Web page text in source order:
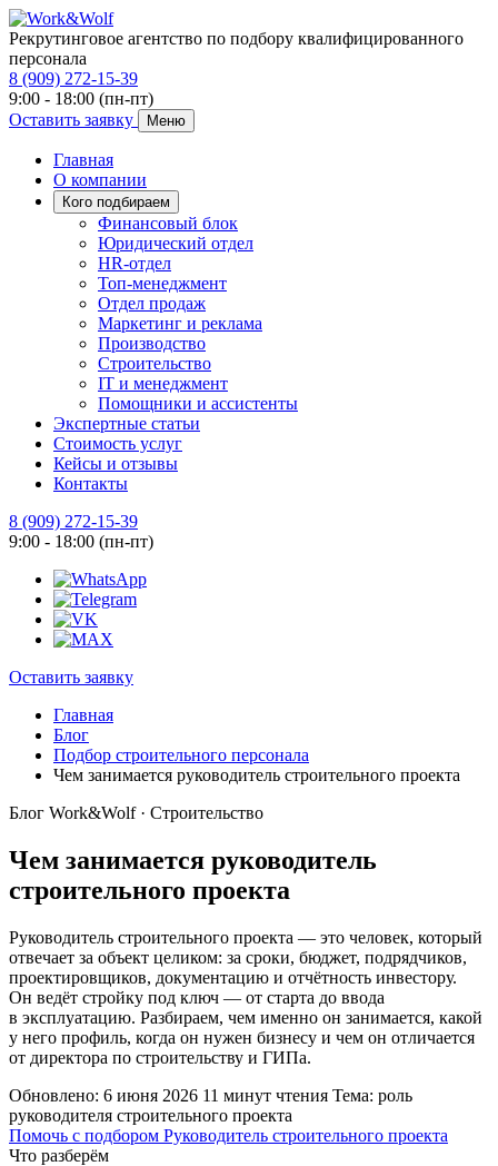
Рекрутинговое агентство по подбору квалифицированного
персонала
8 (909) 272-15-39
9:00 - 18:00 (пн-пт)
Оставить заявку
Меню
Главная
О компании
Кого подбираем
Финансовый блок
Юридический отдел
HR-отдел
Топ-менеджмент
Отдел продаж
Маркетинг и реклама
Производство
Строительство
IT и менеджмент
Помощники и ассистенты
Экспертные статьи
Стоимость услуг
Кейсы и отзывы
Контакты
8 (909) 272-15-39
9:00 - 18:00 (пн-пт)
Оставить заявку
Главная
Блог
Подбор строительного персонала
Чем занимается руководитель строительного проекта
Блог Work&Wolf · Строительство
Чем занимается руководитель
строительного проекта
Руководитель строительного проекта — это человек, который
отвечает за объект целиком: за сроки, бюджет, подрядчиков,
проектировщиков, документацию и отчётность инвестору.
Он ведёт стройку под ключ — от старта до ввода
в эксплуатацию. Разбираем, чем именно он занимается, какой
у него профиль, когда он нужен бизнесу и чем он отличается
от директора по строительству и ГИПа.
Обновлено: 6 июня 2026 11 минут чтения Тема: роль
руководителя строительного проекта
Помочь с подбором Руководитель строительного проекта
Что разберём